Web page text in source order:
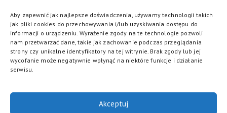
Aby zapewnić jak najlepsze doświadczenia, używamy technologii takich
jak pliki cookies do przechowywania i/lub uzyskiwania dostępu do
informacji o urządzeniu. Wyrażenie zgody na te technologie pozwoli
nam przetwarzać dane, takie jak zachowanie podczas przeglądania
strony czy unikalne identyfikatory na tej witrynie. Brak zgody lub jej
wycofanie może negatywnie wpłynąć na niektóre funkcje i działanie
serwisu.
Akceptuj
KONTAKT DLA MEDIÓW
media@torsluzewiec.pl
DOŁĄCZ DO NAS